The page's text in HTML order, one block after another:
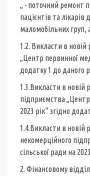
„ - поточний ремонт
пацієнтів та
маломобільних груп,
1.2. Викласти в
„Центр первинної
додатку 1 до даного
1.3.Викласти в новій
підприємства „Центр
2023 рік” згідно
1.4.Викласти в новій
некомерційного
сільської ради на
2. Фінансовому